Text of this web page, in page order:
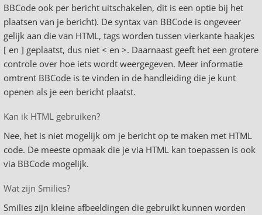
BBCode ook per bericht uitschakelen, dit is een optie bij het
plaatsen van je bericht). De syntax van BBCode is ongeveer
gelijk aan die van HTML, tags worden tussen vierkante haakjes
[ en ] geplaatst, dus niet < en >. Daarnaast geeft het een grotere
controle over hoe iets wordt weergegeven. Meer informatie
omtrent BBCode is te vinden in de handleiding die je kunt
openen als je een bericht plaatst.
Kan ik HTML gebruiken?
Nee, het is niet mogelijk om je bericht op te maken met HTML
code. De meeste opmaak die je via HTML kan toepassen is ook
via BBCode mogelijk.
Wat zijn Smilies?
Smilies zijn kleine afbeeldingen die gebruikt kunnen worden